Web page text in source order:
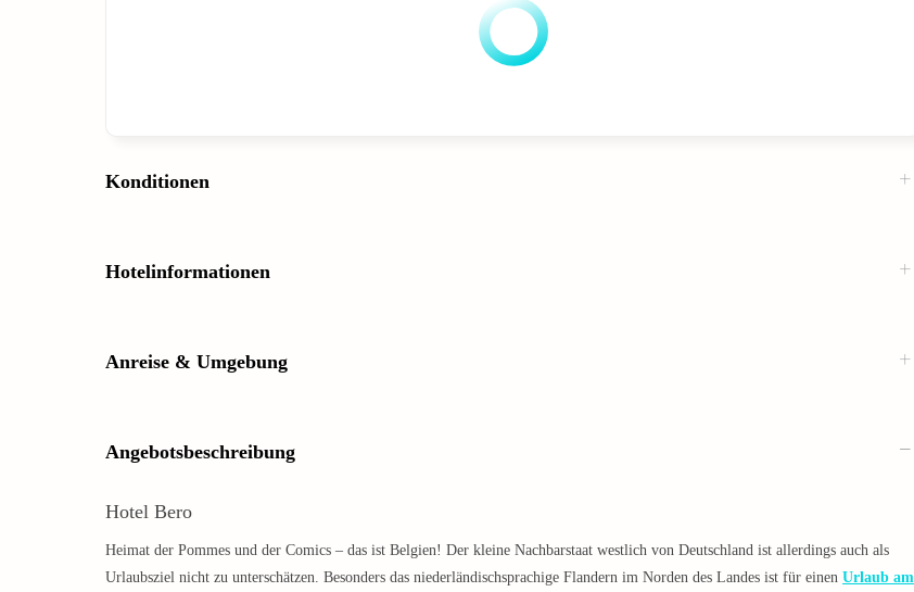
Konditionen
Hotelinformationen
Anreise & Umgebung
Angebotsbeschreibung
Hotel Bero
Heimat der Pommes und der Comics – das ist Belgien! Der kleine Nachbarstaat westlich von Deutschland ist allerdings auch als
Urlaubsziel nicht zu unterschätzen. Besonders das niederländischsprachige Flandern im Norden des Landes ist für einen Urlaub am